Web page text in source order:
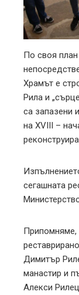
По своя
Храмът е
Рила и
са запазени
на ХVІІІ –
сегашната
Димитър
манастир и
Алекси